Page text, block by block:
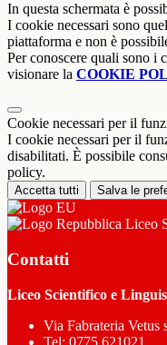
In questa schermata è
I cookie necessari sono
piattaforma e non è
Per conoscere quali sono i
visionare la COOKIE
Cookie necessari per il
I cookie necessari per il
disabilitati. È possibile
policy.
Accetta tutti Salva le
Liceo
Contatti
Liceo Scientifico e
Via Fabrateria Vetus
Tel: 0775.621021